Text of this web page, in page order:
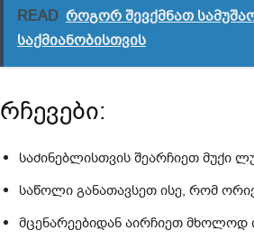
READ როგორ შევქმნათ
საქმიანობისთვის
რჩევები:
საძინებლისთვის შეარჩიეთ მუქი
საწოლი განათავსეთ ისე, რომ
მცენარეებიდან აირჩიეთ მხოლოდ